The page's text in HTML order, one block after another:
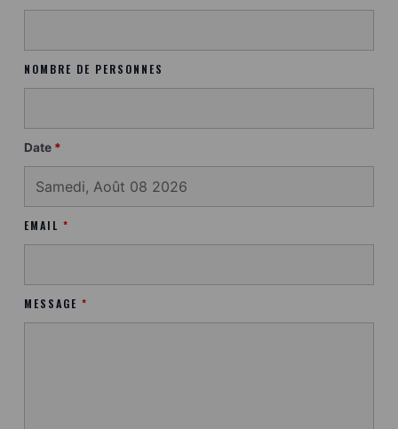
NOMBRE DE PERSONNES
Date *
EMAIL*
MESSAGE*